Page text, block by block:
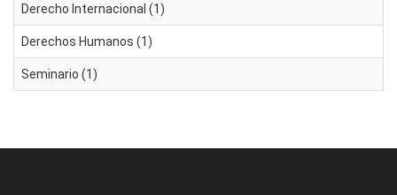
Derecho Internacional (1)
Derechos Humanos (1)
Seminario (1)